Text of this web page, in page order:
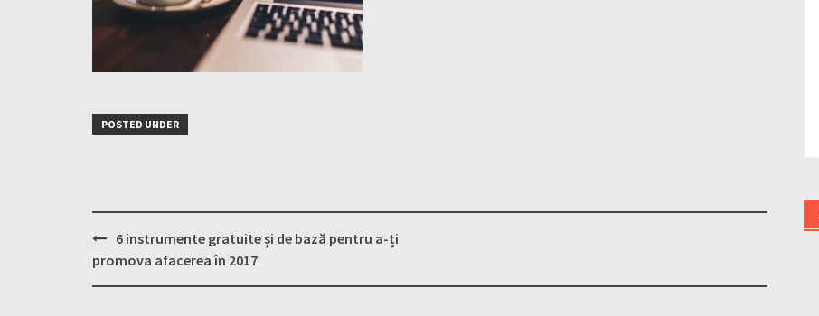
POSTED UNDER
Post
navigation
6 instrumente gratuite și de bază pentru a-ți
promova afacerea în 2017